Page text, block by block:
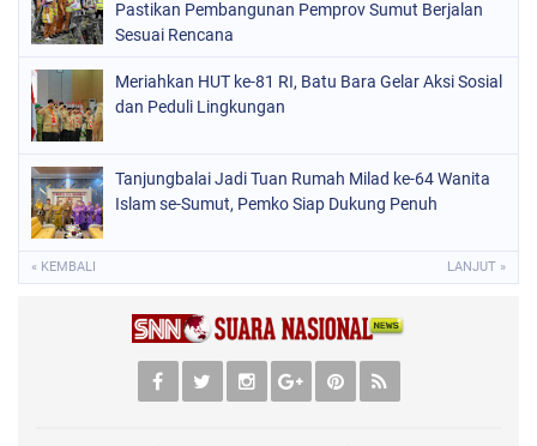
Pastikan Pembangunan Pemprov Sumut Berjalan
Sesuai Rencana
Meriahkan HUT ke-81 RI, Batu Bara Gelar Aksi Sosial
dan Peduli Lingkungan
Tanjungbalai Jadi Tuan Rumah Milad ke-64 Wanita
Islam se-Sumut, Pemko Siap Dukung Penuh
« KEMBALI LANJUT »